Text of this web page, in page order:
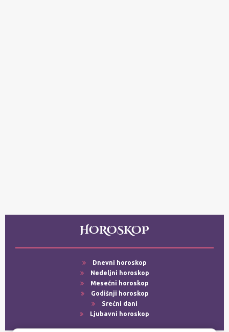
HOROSKOP
Dnevni horoskop
Nedeljni horoskop
Mesečni horoskop
Godišnji horoskop
Srećni dani
Ljubavni horoskop